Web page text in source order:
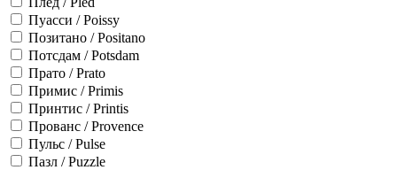
Пуасси / Poissy
Позитано / Positano
Потсдам / Potsdam
Прато / Prato
Примис / Primis
Принтис / Printis
Прованс / Provence
Пульс / Pulse
Пазл / Puzzle